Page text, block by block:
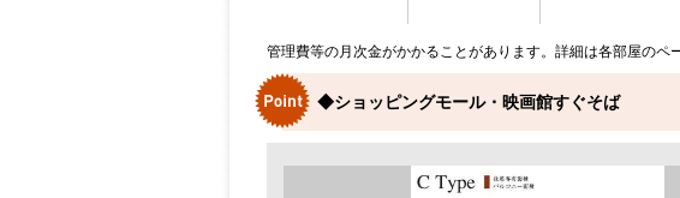
管理費等の月次金がかかることがあります。詳細は各部屋のペ
◆ショッピングモール・映画館すぐそば